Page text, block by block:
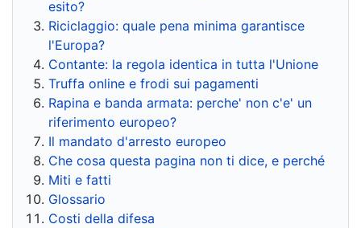
esito?
Riciclaggio: quale pena minima garantisce
l'Europa?
Contante: la regola identica in tutta l'Unione
Truffa online e frodi sui pagamenti
Rapina e banda armata: perche' non c'e' un
riferimento europeo?
Il mandato d'arresto europeo
Che cosa questa pagina non ti dice, e perché
Miti e fatti
Glossario
Costi della difesa